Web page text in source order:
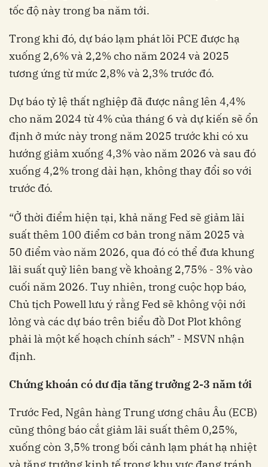
tốc độ này trong ba năm tới.
Trong khi đó, dự báo lạm phát lõi PCE được hạ
xuống 2,6% và 2,2% cho năm 2024 và 2025
tương ứng từ mức 2,8% và 2,3% trước đó.
Dự báo tỷ lệ thất nghiệp đã được nâng lên 4,4%
cho năm 2024 từ 4% của tháng 6 và dự kiến ​​sẽ ổn
định ở mức này trong năm 2025 trước khi có xu
hướng giảm xuống 4,3% vào năm 2026 và sau đó
xuống 4,2% trong dài hạn, không thay đổi so với
trước đó.
“Ở thời điểm hiện tại, khả năng Fed sẽ giảm lãi
suất thêm 100 điểm cơ bản trong năm 2025 và
50 điểm vào năm 2026, qua đó có thể đưa khung
lãi suất quỹ liên bang về khoảng 2,75% - 3% vào
cuối năm 2026. Tuy nhiên, trong cuộc họp báo,
Chủ tịch Powell lưu ý rằng Fed sẽ không vội nới
lỏng và các dự báo trên biểu đồ Dot Plot không
phải là một kế hoạch chính sách” - MSVN nhận
định.
Chứng khoán có dư địa tăng trưởng 2-3 năm tới
Trước Fed, Ngân hàng Trung ương châu Âu (ECB)
cũng thông báo cắt giảm lãi suất thêm 0,25%,
xuống còn 3,5% trong bối cảnh lạm phát hạ nhiệt
và tăng trưởng kinh tế trong khu vực đang tránh